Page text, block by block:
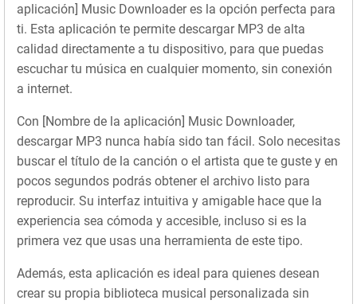
aplicación] Music Downloader es la opción perfecta para
ti. Esta aplicación te permite descargar MP3 de alta
calidad directamente a tu dispositivo, para que puedas
escuchar tu música en cualquier momento, sin conexión
a internet.
Con [Nombre de la aplicación] Music Downloader,
descargar MP3 nunca había sido tan fácil. Solo necesitas
buscar el título de la canción o el artista que te guste y en
pocos segundos podrás obtener el archivo listo para
reproducir. Su interfaz intuitiva y amigable hace que la
experiencia sea cómoda y accesible, incluso si es la
primera vez que usas una herramienta de este tipo.
Además, esta aplicación es ideal para quienes desean
crear su propia biblioteca musical personalizada sin